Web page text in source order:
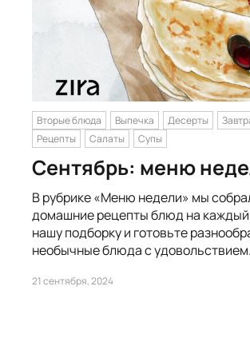
Вторые блюда Выпечка Десерты
Рецепты
Салаты Супы
Сентябрь: меню
В рубрике «Меню недели» мы
домашние рецепты блюд на каждый
нашу подборку и готовьте
необычные блюда с удовольствием.
21 сентября, 2024